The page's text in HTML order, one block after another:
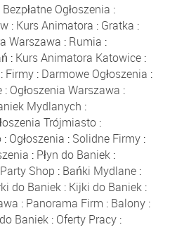
Bezpłatne Ogłoszenia :
: Kurs Animatora : Gratka :
Warszawa : Rumia :
: Kurs Animatora Katowice :
: Firmy : Darmowe Ogłoszenia :
: Ogłoszenia Warszawa :
Mydlanych :
Trójmiasto :
: Ogłoszenia : Solidne Firmy :
: Płyn do Baniek:
Party Shop : Bańki Mydlane :
do Baniek : Kijki do Baniek :
: Panorama Firm : Balony :
Baniek: Oferty Pracy: